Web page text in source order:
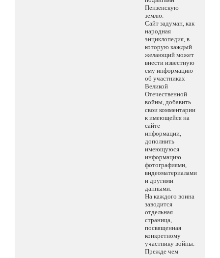
Пензенскую
землю.
Сайт задуман, как
народная
энциклопедия, в
которую каждый
желающий может
внести известную
ему информацию
об участниках
Великой
Отечественной
войны, добавить
свои комментарии
к имеющейся на
сайте
информации,
дополнить
имеющуюся
информацию
фотографиями,
видеоматериалами
и другими
данными.
На каждого воина
заводится
отдельная
страница,
посвященная
конкретному
участнику войны.
Прежде чем